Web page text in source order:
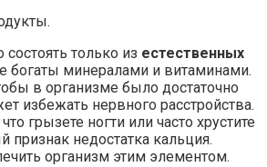
только из естественных
богаты минералами и витаминами.
в организме было достаточно
избежать нервного расстройства.
грызете ногти или часто хрустите
признак недостатка кальция.
организм этим элементом.